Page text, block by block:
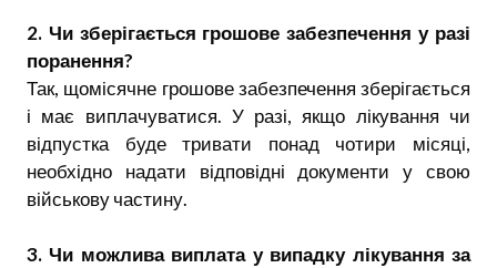
2. Чи зберігається грошове забезпечення у разі
поранення?
Так, щомісячне грошове забезпечення зберігається
і має виплачуватися. У разі, якщо лікування чи
відпустка буде тривати понад чотири місяці,
необхідно надати відповідні документи у свою
військову частину.
3. Чи можлива виплата у випадку лікування за